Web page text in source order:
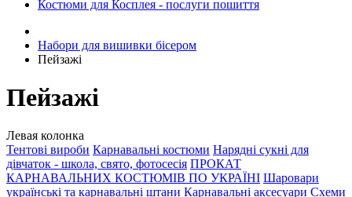
Костюми для Косплея - послуги пошиття
Набори для вишивки бісером
Пейзажі
Пейзажі
Левая колонка
Тентові вироби Карнавальні костюми Нарядні сукні для
дівчаток - школа, свято, фотосесія ПРОКАТ
КАРНАВАЛЬНИХ КОСТЮМІВ ПО УКРАЇНІ Шаровари
українські та карнавальні штани Карнавальні аксесуари Схеми